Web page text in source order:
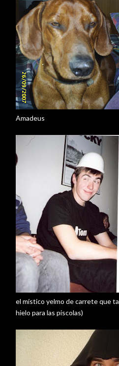
Amadeus
el místico yelmo de carrete que
hielo para las piscolas)